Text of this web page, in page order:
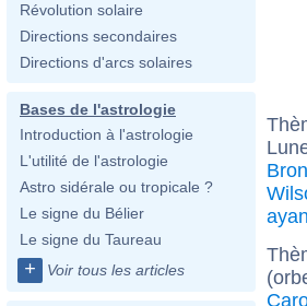
Révolution solaire
Directions secondaires
Directions d'arcs solaires
Bases de l'astrologie
Introduction à l'astrologie
L'utilité de l'astrologie
Astro sidérale ou tropicale ?
Le signe du Bélier
Le signe du Taureau
+ Voir tous les articles